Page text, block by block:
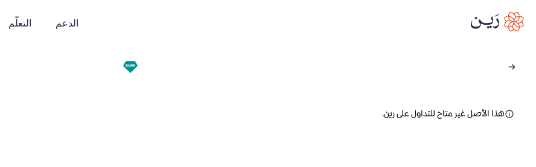
الدعم التعلّم
هذا الأصل غير متاح للتداول على رين.